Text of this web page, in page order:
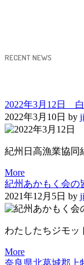
RECENT NEWS
2022年3月12日
2022年3月10日 by
紀州日高漁業協同
More
紀州あかもく会の
2021年12月5日 by
わたしたちジモッ
More
奈良県北葛城郡上